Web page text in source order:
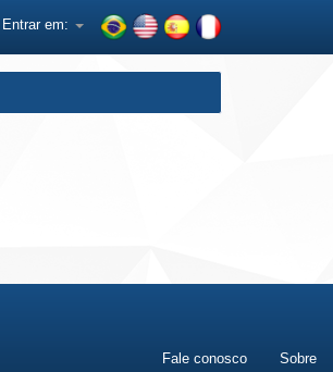
Entrar em:
Fale conosco Sobre